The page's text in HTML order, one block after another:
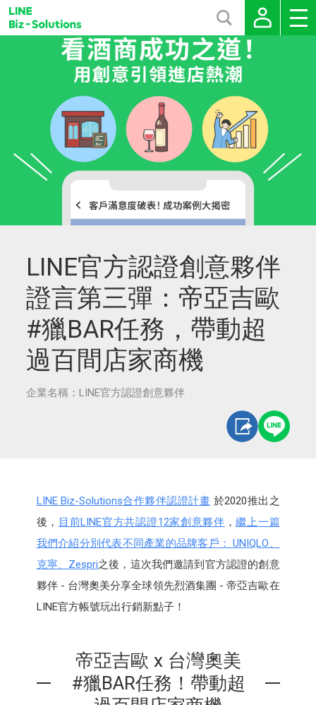
LINE官方認證創意夥伴
證言第三彈：帝亞吉歐
#獵BAR任務，帶動超
過百間店家商機
企業名稱：LINE官方認證創意夥伴
LINE Biz-Solutions合作夥伴認證計畫 於2020推出之
後， 目前LINE官方共認證12家創意夥伴 ，繼上一篇
我們介紹分別代表不同產業的品牌客戶： UNIQLO、
克寧、Zespri之後，這次我們邀請到官方認證的創意
夥伴 - 台灣奧美分享全球領先烈酒集團 - 帝亞吉歐在
LINE官方帳號玩出行銷新點子！
帝亞吉歐 x 台灣奧美
#獵BAR任務！帶動超